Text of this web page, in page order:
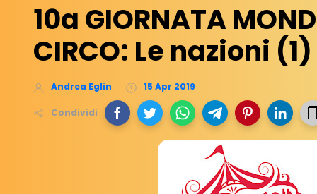
10a GIORNATA
CIRCO: Le nazioni (1)
Andrea Eglin 15 Apr 2019
Condividi